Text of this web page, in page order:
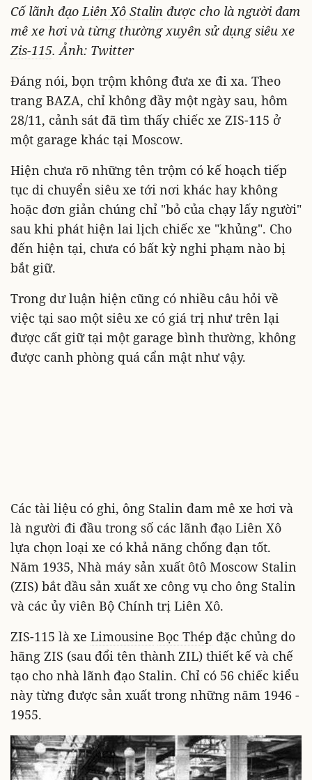
Cố lãnh đạoLiên Xô Stalin được cho là người đam
mê xe hơi và từng thường xuyên sử dụng siêu xe
Zis-115. Ảnh: Twitter
Đáng nói, bọn trộm không đưa xe đi xa. Theo
trang BAZA, chỉ không đầy một ngày sau, hôm
28/11, cảnh sát đã tìm thấy chiếc xe ZIS-115 ở
một garage khác tại Moscow.
Hiện chưa rõ những tên trộm có kế hoạch tiếp
tục di chuyển siêu xe tới nơi khác hay không
hoặc đơn giản chúng chỉ "bỏ của chạy lấy người"
sau khi phát hiện lai lịch chiếc xe "khủng". Cho
đến hiện tại, chưa có bất kỳ nghi phạm nào bị
bắt giữ.
Trong dư luận hiện cũng có nhiều câu hỏi về
việc tại sao một siêu xe có giá trị như trên lại
được cất giữ tại một garage bình thường, không
được canh phòng quá cẩn mật như vậy.
Các tài liệu có ghi, ông Stalin đam mê xe hơi và
là người đi đầu trong số các lãnh đạo Liên Xô
lựa chọn loại xe có khả năng chống đạn tốt.
Năm 1935, Nhà máy sản xuất ôtô Moscow Stalin
(ZIS) bắt đầu sản xuất xe công vụ cho ông Stalin
và các ủy viên Bộ Chính trị Liên Xô.
ZIS-115 là xe Limousine Bọc Thép đặc chủng do
hãng ZIS (sau đổi tên thành ZIL) thiết kế và chế
tạo cho nhà lãnh đạo Stalin. Chỉ có 56 chiếc kiểu
này từng được sản xuất trong những năm 1946 -
1955.